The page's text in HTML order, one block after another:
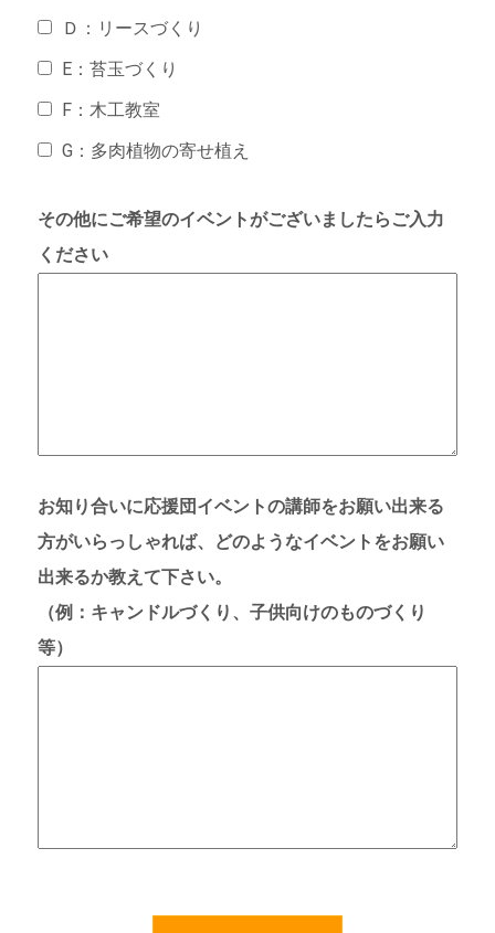
Ｄ：リースづくり
E：苔玉づくり
F：木工教室
G：多肉植物の寄せ植え
その他にご希望のイベントがございましたらご入力
ください
お知り合いに応援団イベントの講師をお願い出来る
方がいらっしゃれば、どのようなイベントをお願い
出来るか教えて下さい。
（例：キャンドルづくり、子供向けのものづくり
等）